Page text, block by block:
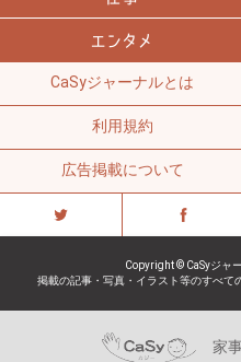
CaSyジャーナルとは
利用規約
広告掲載について
Copyright © CaSyジャ
掲載の記事・写真・イラスト等のすべて
家